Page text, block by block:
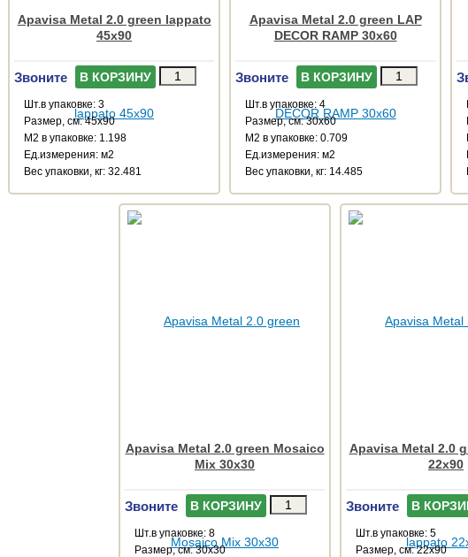
Apavisa Metal 2.0 green lappato
45x90
Звоните В КОРЗИНУ
Шт.в упаковке: 3
Размер, см: 45x90
М2 в упаковке: 1.198
Ед.измерения: м2
Веc упаковки, кг: 32.481
Apavisa Metal 2.0 green LAP
DECOR RAMP 30x60
Звоните В КОРЗИНУ
Шт.в упаковке: 4
Размер, см: 30x60
М2 в упаковке: 0.709
Ед.измерения: м2
Веc упаковки, кг: 14.485
Apavisa Metal 2.0 green Mosaico
Mix 30x30
Звоните В КОРЗИНУ
Шт.в упаковке: 8
Размер, см: 30x30
Apavisa Metal 2.0
22x90
Звоните В
Шт.в упаковке: 5
Размер, см: 22x90